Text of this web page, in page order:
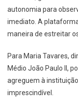
autonomia para
imediato. A
maneira de estreitar
Para Maria Tavares,
Médio João Paulo II,
agreguem à
imprescindível.